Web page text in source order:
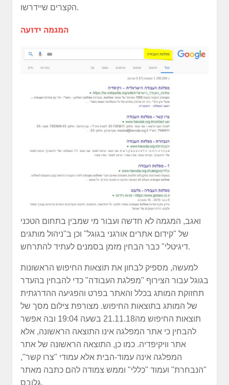
הקצרים שיידרשו.
המגמה ידועה
ואגב, המגמה לא חדשה ועבור מי שמבין בתחום הטכני
של "קידום אתרים אורגני בגוגל" וכן ב"ניהול מותגים
דיגיטלי" כבר הבחין מזמן בסמנים לעתיד להתרחש.
למעשה, מספיק לבחון את תוצאות החיפוש הראשונות
בגוגל עבור הצירוף "מפלגת העבודה" כדי להבחין בהעדר
תחזוקת המותג בכלל והאתר בפרט והפגיעה ההדרגתית
של המותג בתוצאות החיפוש. מצורפת צילום מסך של
תוצאות החיפוש מה21.11.18 בשעה 19:04 ובה אפשר
להבחין כי אתר המפלגה אינו התוצאה הראשונה, אלא
אתר וויקיפדיה. כמו כן, התוצאה הראשונה של אתר
המפלגה אינה עמוד-הבית אלא עמודי "צרו קשר",
"הנבחרת" ועמוד "כללי" וממש צמודה להם כתבה מאתר
גלובס.